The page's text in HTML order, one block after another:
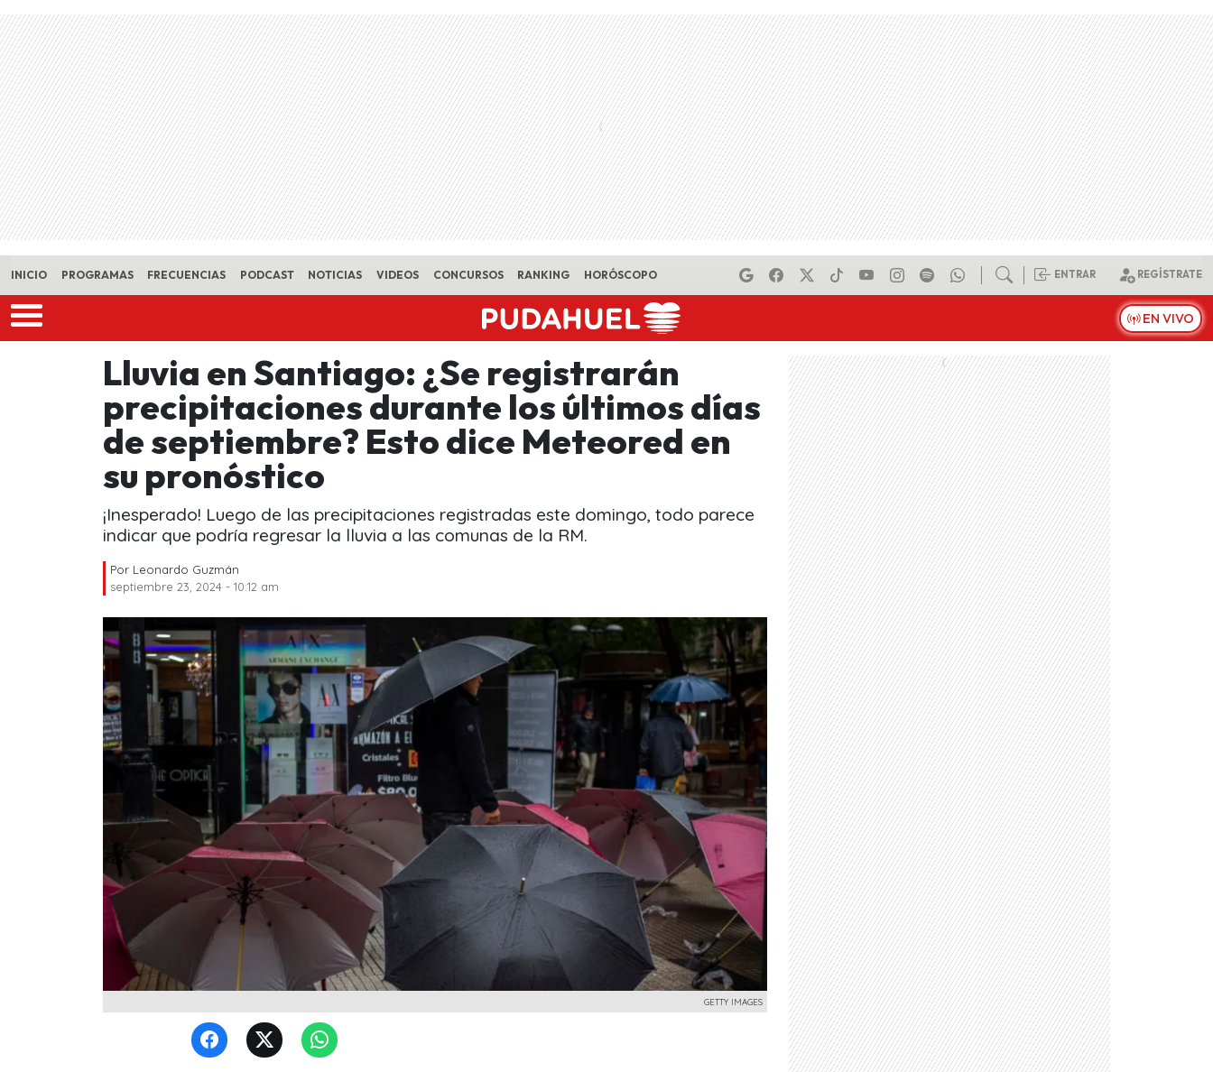
Skip to main content
INICIO PROGRAMAS FRECUENCIAS PODCAST NOTICIAS VIDEOS CONCURSOS RANKING HORÓSCOPO ENTRAR REGÍSTRATE
EN VIVO
Lluvia en Santiago: ¿Se registrarán
precipitaciones durante los últimos días
de septiembre? Esto dice Meteored en
su pronóstico
¡Inesperado! Luego de las precipitaciones registradas este domingo, todo parece
indicar que podría regresar la lluvia a las comunas de la RM.
Por Leonardo Guzmán
septiembre 23, 2024 - 10:12 am
GETTY IMAGES